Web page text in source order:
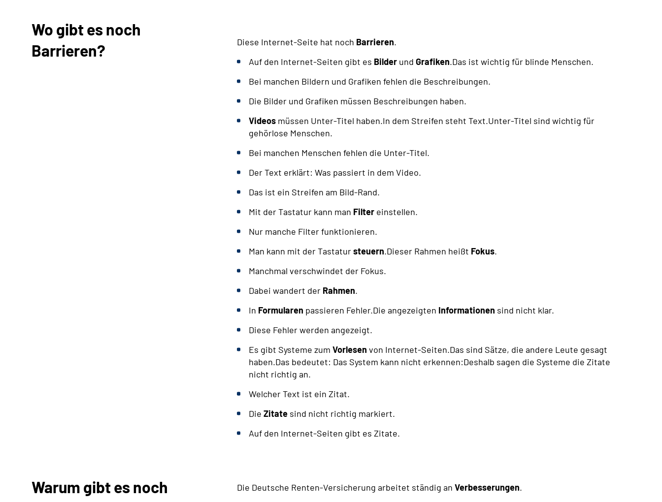
Wo gibt es noch
Barrieren?
Diese Internet-Seite hat noch Barrieren.
Auf den Internet-Seiten gibt es Bilder und Grafiken.Das ist wichtig für blinde Menschen.
Bei manchen Bildern und Grafiken fehlen die Beschreibungen.
Die Bilder und Grafiken müssen Beschreibungen haben.
Videos müssen Unter-Titel haben.In dem Streifen steht Text.Unter-Titel sind wichtig für
gehörlose Menschen.
Bei manchen Menschen fehlen die Unter-Titel.
Der Text erklärt: Was passiert in dem Video.
Das ist ein Streifen am Bild-Rand.
Mit der Tastatur kann man Filter einstellen.
Nur manche Filter funktionieren.
Man kann mit der Tastatursteuern.Dieser Rahmen heißt Fokus.
Manchmal verschwindet der Fokus.
Dabei wandert der Rahmen.
In Formularen passieren Fehler.Die angezeigten Informationen sind nicht klar.
Diese Fehler werden angezeigt.
Es gibt Systeme zum Vorlesen von Internet-Seiten.Das sind Sätze, die andere Leute gesagt
haben.Das bedeutet: Das System kann nicht erkennen:Deshalb sagen die Systeme die Zitate
nicht richtig an.
Welcher Text ist ein Zitat.
Die Zitate sind nicht richtig markiert.
Auf den Internet-Seiten gibt es Zitate.
Warum gibt es noch
Die Deutsche Renten-Versicherung arbeitet ständig an Verbesserungen.